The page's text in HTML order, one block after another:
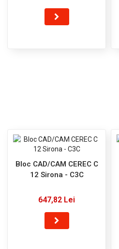
Bloc CAD/CAM CEREC C
12 Sirona - C3C
647,82 Lei